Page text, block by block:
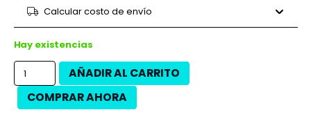
12 cuotas $295.800
9 cuotasCalcular costo de envío
Hay existencias
AÑADIR AL CARRITO
COMPRAR AHORA